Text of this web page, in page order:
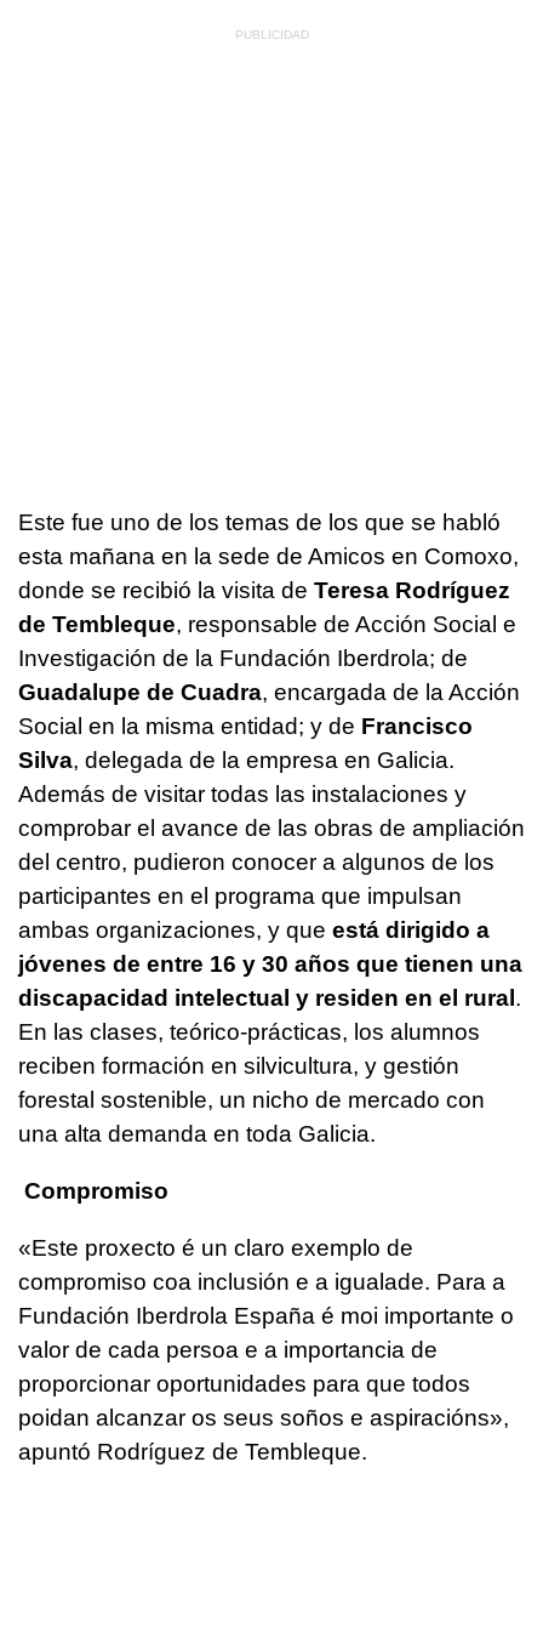
Este fue uno de los temas de los que se habló
esta mañana en la sede de Amicos en Comoxo,
donde se recibió la visita de Teresa Rodríguez
de Tembleque, responsable de Acción Social e
Investigación de la Fundación Iberdrola; de
Guadalupe de Cuadra, encargada de la Acción
Social en la misma entidad; y de Francisco
Silva, delegada de la empresa en Galicia.
Además de visitar todas las instalaciones y
comprobar el avance de las obras de ampliación
del centro, pudieron conocer a algunos de los
participantes en el programa que impulsan
ambas organizaciones, y que está dirigido a
jóvenes de entre 16 y 30 años que tienen una
discapacidad intelectual y residen en el rural.
En las clases, teórico-prácticas, los alumnos
reciben formación en silvicultura, y gestión
forestal sostenible, un nicho de mercado con
una alta demanda en toda Galicia.
Compromiso
«Este proxecto é un claro exemplo de
compromiso coa inclusión e a igualade. Para a
Fundación Iberdrola España é moi importante o
valor de cada persoa e a importancia de
proporcionar oportunidades para que todos
poidan alcanzar os seus soños e aspiracións»,
apuntó Rodríguez de Tembleque.